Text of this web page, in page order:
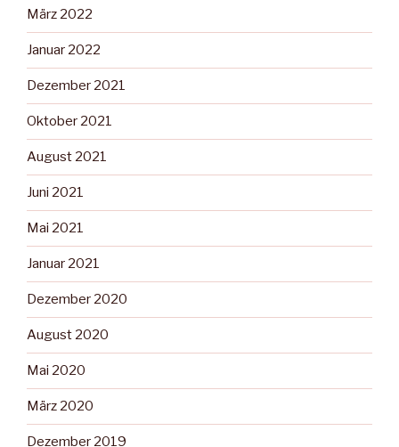
März 2022
Januar 2022
Dezember 2021
Oktober 2021
August 2021
Juni 2021
Mai 2021
Januar 2021
Dezember 2020
August 2020
Mai 2020
März 2020
Dezember 2019